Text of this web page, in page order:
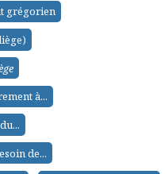
grégorien
à...
de...